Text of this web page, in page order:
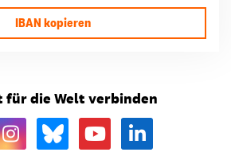
IBAN kopieren
für die Welt verbinden